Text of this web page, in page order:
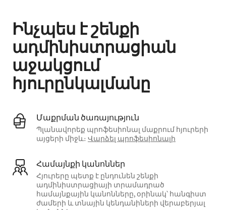
Ինչպես է շենքի
ադմինիստրացիան
աջակցում
հյուրընկալմանը
Մաքրման ծառայություն
Պլանավորեք պրոֆեսիոնալ մաքրում հյուրերի
այցերի միջև։ Վարձել պրոֆեսիոնալի
Համայնքի կանոններ
Հյուրերը պետք է ընդունեն շենքի
ադմինիստրացիայի տրամադրած
համայնքային կանոնները, օրինակ՝ հանգիստ
ժամերի և տնային կենդանիների վերաբերյալ